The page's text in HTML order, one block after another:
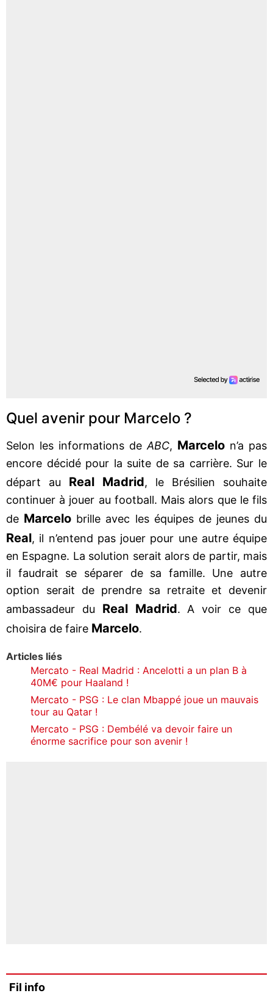
Quel avenir pour Marcelo ?
Selon les informations de ABC, Marcelo n’a pas
encore décidé pour la suite de sa carrière. Sur le
départ au Real Madrid, le Brésilien souhaite
continuer à jouer au football. Mais alors que le fils
de Marcelo brille avec les équipes de jeunes du
Real, il n’entend pas jouer pour une autre équipe
en Espagne. La solution serait alors de partir, mais
il faudrait se séparer de sa famille. Une autre
option serait de prendre sa retraite et devenir
ambassadeur du Real Madrid. A voir ce que
choisira de faire Marcelo.
Articles liés
Mercato - Real Madrid : Ancelotti a un plan B à
40M€ pour Haaland !
Mercato - PSG : Le clan Mbappé joue un mauvais
tour au Qatar !
Mercato - PSG : Dembélé va devoir faire un
énorme sacrifice pour son avenir !
Fil info